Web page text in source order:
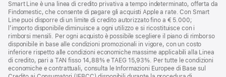
Smart Line è una linea di credito privativa a tempo indeterminato, offerta da
Findomestic, che consente di pagare gli acquisti Apple a rate. Con Smart
Line puoi disporre di un limite di credito autorizzato fino a € 5.000;
l’importo disponibile diminuisce a ogni utilizzo e si ricostituisce con i
rimborsi mensili. Per ogni acquisto è possibile scegliere il piano di rimborso
disponibile in base alle condizioni promozionali in vigore, con un costo
inferiore rispetto alle condizioni economiche massime applicabili alla Linea
di credito, pari a TAN fisso 14,88% e TAEG 15,93%. Per tutte le condizioni
economiche e contrattuali, consulta le Informazioni Europee di Base sul